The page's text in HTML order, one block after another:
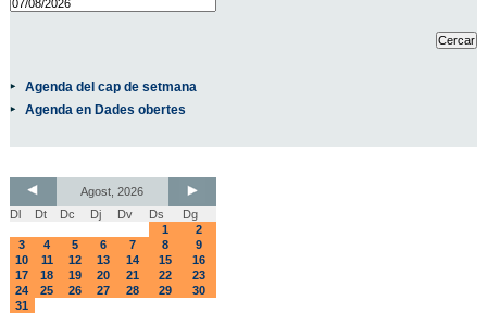
Agenda del cap de setmana
Agenda en Dades obertes
Agost, 2026
Dl
Dt Dc Dj Dv Ds
Dg
1
2
3
4 5 6 7 8
9
10
11 12 13 14 15
16
17
18 19 20 21 22
23
24
25 26 27 28 29
30
31